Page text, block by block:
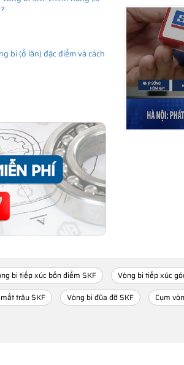
bi (ổ lăn) đặc điểm và cách
bi tiếp xúc bốn điểm SKF Vòng bi tiếp xúc
trâu SKF Vòng bi đũa đỡ SKF Cụm